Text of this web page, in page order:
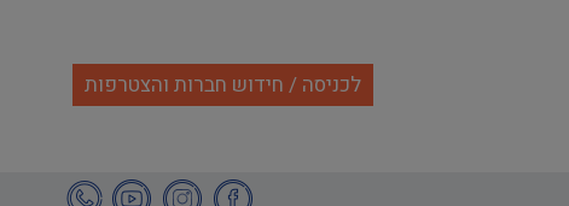
לכניסה / חידוש חברות והצטרפות